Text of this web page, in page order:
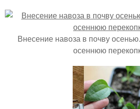
Внесение навоза в почву
осеннюю